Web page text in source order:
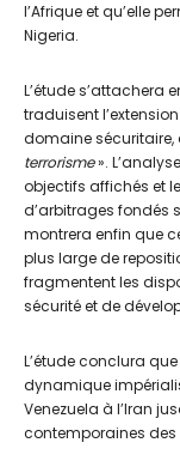
l’Afrique et qu’elle
Nigeria.
L’étude s’attachera
traduisent
domaine sécuritaire,
terrorisme».
objectifs affichés et
d’arbitrages fondés
montrera enfin que
plus large de
fragmentent les
sécurité et de
L’étude conclura
dynamique
Venezuela à l’Iran
contemporaines